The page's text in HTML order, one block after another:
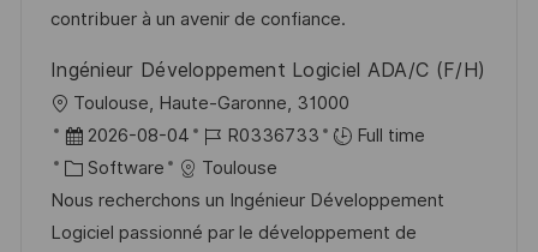
t
y
contribuer à un avenir de confiance.
Ingénieur Développement Logiciel ADA/C (F/H)
L
o
c
a
t
Toulouse, Haute-Garonne, 31000
P
o
s
t
2026-08-04
J
o
b
R0336733
Full time
C
a
t
Software
Toulouse
Nous recherchons un Ingénieur Développement
Logiciel passionné par le développement de